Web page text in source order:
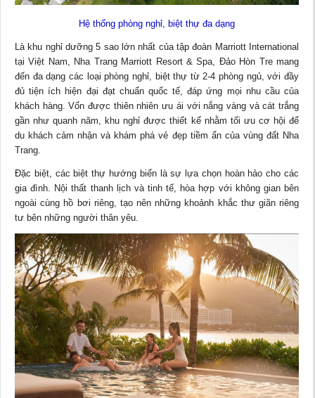
Hệ thống phòng nghỉ, biệt thự đa dạng
Là khu nghỉ dưỡng 5 sao lớn nhất của tập đoàn Marriott International
tại Việt Nam, Nha Trang Marriott Resort & Spa, Đảo Hòn Tre mang
đến đa dạng các loại phòng nghỉ, biệt thự từ 2-4 phòng ngủ, với đầy
đủ tiện ích hiện đại đạt chuẩn quốc tế, đáp ứng mọi nhu cầu của
khách hàng. Vốn được thiên nhiên ưu ái với nắng vàng và cát trắng
gần như quanh năm, khu nghỉ được thiết kế nhằm tối ưu cơ hội để
du khách cảm nhận và khám phá vẻ đẹp tiềm ẩn của vùng đất Nha
Trang.
Đặc biệt, các biệt thự hướng biển là sự lựa chọn hoàn hảo cho các
gia đình. Nội thất thanh lịch và tinh tế, hòa hợp với không gian bên
ngoài cùng hồ bơi riêng, tạo nên những khoảnh khắc thư giãn riêng
tư bên những người thân yêu.